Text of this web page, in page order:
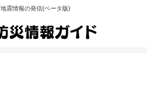
地震情報の発信(ベータ版)